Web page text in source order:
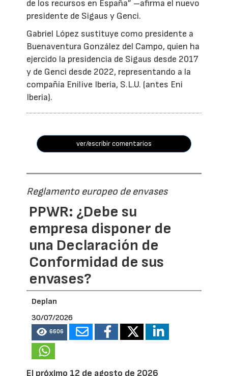
de los recursos en España” –afirma el nuevo
presidente de Sigaus y Genci.
Gabriel López sustituye como presidente a
Buenaventura González del Campo, quien ha
ejercido la presidencia de Sigaus desde 2017
y de Genci desde 2022, representando a la
compañía Enilive Iberia, S.L.U. (antes Eni
Iberia).
ver/escribir comentarios
Reglamento europeo de envases
PPWR: ¿Debe su
empresa disponer de
una Declaración de
Conformidad de sus
envases?
Deplan
30/07/2026
6606
El próximo 12 de agosto de 2026